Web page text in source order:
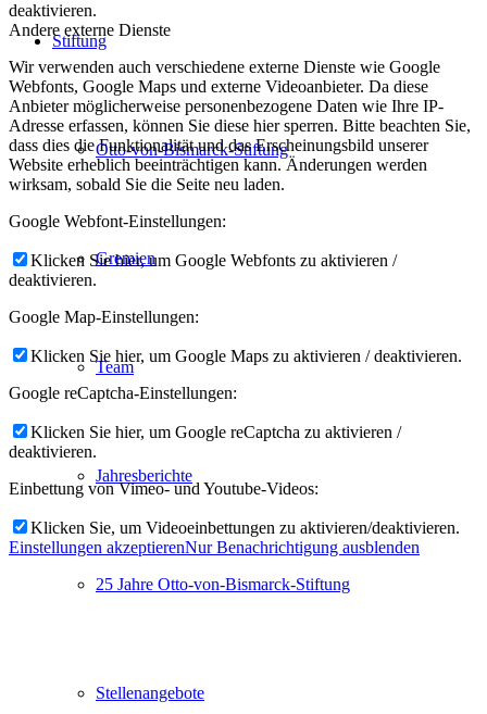
Stiftung
Otto-von-Bismarck-Stiftung
Gremien
Team
Jahresberichte
25 Jahre Otto-von-Bismarck-Stiftung
Stellenangebote
deaktivieren.
Andere externe Dienste
Wir verwenden auch verschiedene externe Dienste wie Google
Webfonts, Google Maps und externe Videoanbieter. Da diese
Anbieter möglicherweise personenbezogene Daten wie Ihre IP-
Adresse erfassen, können Sie diese hier sperren. Bitte beachten Sie,
dass dies die Funktionalität und das Erscheinungsbild unserer
Website erheblich beeinträchtigen kann. Änderungen werden
wirksam, sobald Sie die Seite neu laden.
Google Webfont-Einstellungen:
Klicken Sie hier, um Google Webfonts zu aktivieren /
deaktivieren.
Google Map-Einstellungen:
Klicken Sie hier, um Google Maps zu aktivieren / deaktivieren.
Google reCaptcha-Einstellungen:
Klicken Sie hier, um Google reCaptcha zu aktivieren /
deaktivieren.
Einbettung von Vimeo- und Youtube-Videos:
Klicken Sie, um Videoeinbettungen zu aktivieren/deaktivieren.
Einstellungen akzeptierenNur Benachrichtigung ausblenden